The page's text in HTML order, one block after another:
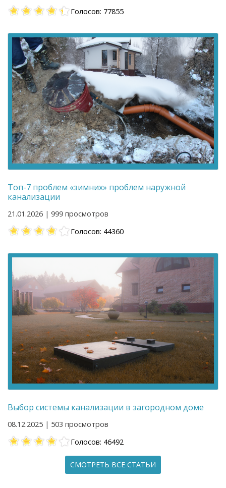
Голосов: 77855
Топ-7 проблем «зимних» проблем наружной
канализации
21.01.2026 | 999 просмотров
Голосов: 44360
Выбор системы канализации в загородном доме
08.12.2025 | 503 просмотров
Голосов: 46492
СМОТРЕТЬ ВСЕ СТАТЬИ